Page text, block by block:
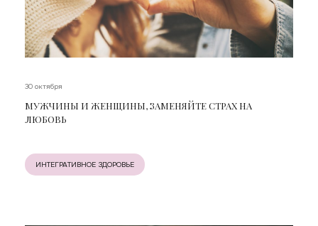
30 октября
МУЖЧИНЫ И ЖЕНЩИНЫ, ЗАМЕНЯЙТЕ СТРАХ НА
ЛЮБОВЬ
ИНТЕГРАТИВНОЕ ЗДОРОВЬЕ